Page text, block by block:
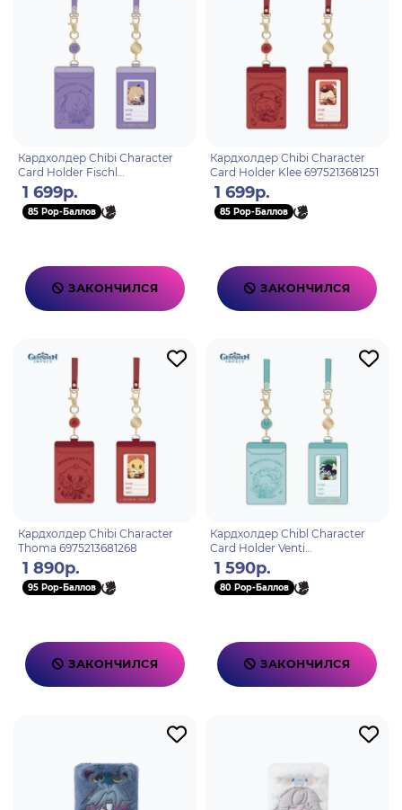
Кардхолдер Chibi Character
Card Holder Fischl
6975213681282
1 699р.
85 Pop-Баллов
ЗАКОНЧИЛСЯ
Кардхолдер Chibi Character
Card Holder Klee 6975213681251
1 699р.
85 Pop-Баллов
ЗАКОНЧИЛСЯ
Кардхолдер Chibi Character
Thoma 6975213681268
1 890р.
95 Pop-Баллов
ЗАКОНЧИЛСЯ
Кардхолдер Chibl Character
Card Holder Venti
6975213681244
1 590р.
80 Pop-Баллов
ЗАКОНЧИЛСЯ